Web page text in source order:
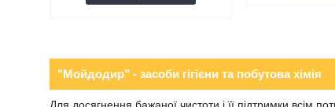
"Мойдодир" - засоби гігієни та побутова хімія